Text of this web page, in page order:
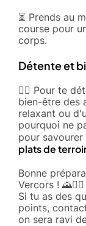
⏳ Prends au
course pour
corps.
Détente et
💆‍♀️ Pour te
bien-être des
relaxant ou
pourquoi ne
pour
plats de
Bonne
Vercors ! 🌄🏃‍♂️
Si tu as des
points,
on sera ravi